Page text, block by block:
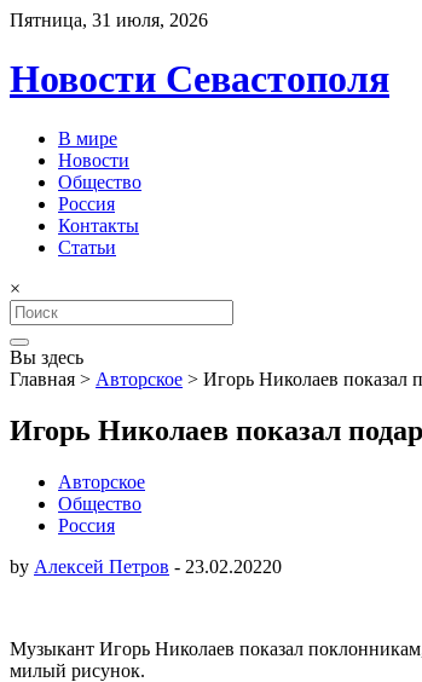
Пятница, 31 июля, 2026
Новости Севастополя
В мире
Новости
Общество
Россия
Контакты
Статьи
×
Search
for:
Вы здесь
Главная > Авторское > Игорь Николаев показал
Игорь Николаев показал
Авторское
Общество
Россия
by Алексей Петров - 23.02.20220
Музыкант Игорь Николаев показал
милый рисунок.